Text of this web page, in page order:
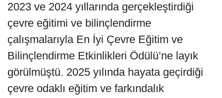
2023 ve 2024 yıllarında gerçekleştirdiği
çevre eğitimi ve bilinçlendirme
çalışmalarıyla En İyi Çevre Eğitim ve
Bilinçlendirme Etkinlikleri Ödülü’ne layık
görülmüştü. 2025 yılında hayata geçirdiği
çevre odaklı eğitim ve farkındalık